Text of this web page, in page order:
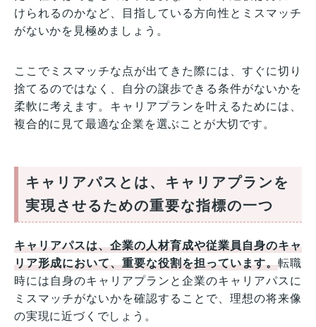
けられるのかなど、目指している方向性とミスマッチ
がないかを見極めましょう。
ここでミスマッチな点が出てきた際には、すぐに切り
捨てるのではなく、自分の譲歩できる条件がないかを
柔軟に考えます。キャリアプランを叶えるためには、
複合的に見て最適な企業を選ぶことが大切です。
キャリアパスとは、キャリアプランを
実現させるための重要な指標の一つ
キャリアパスは、企業の人材育成や従業員自身のキャ
リア形成において、重要な役割を担っています。転職
時には自身のキャリアプランと企業のキャリアパスに
ミスマッチがないかを確認することで、理想の将来像
の実現に近づくでしょう。